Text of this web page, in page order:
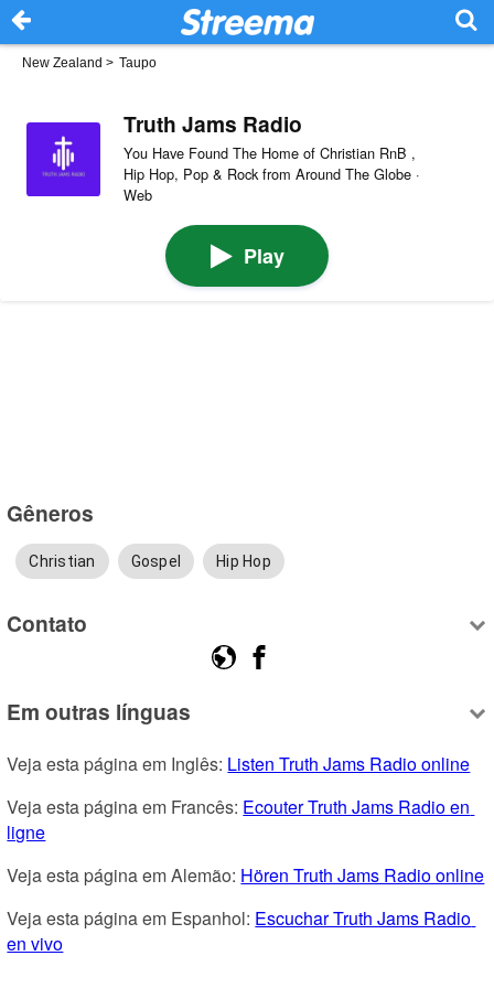
New Zealand > Taupo
Truth Jams Radio
You Have Found The Home of Christian RnB ,
Hip Hop, Pop & Rock from Around The Globe ·
Web
Play
Gêneros
Christian Gospel Hip Hop
Contato
Em outras línguas
Veja esta página em Inglês: Listen Truth Jams Radio online
Veja esta página em Francês: Ecouter Truth Jams Radio en
ligne
Veja esta página em Alemão: Hören Truth Jams Radio online
Veja esta página em Espanhol: Escuchar Truth Jams Radio
en vivo